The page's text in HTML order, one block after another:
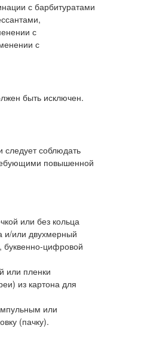
с барбитуратами
с
с
быть исключен.
следует соблюдать
повышенной
или без кольца
и/или двухмерный
буквенно-цифровой
или пленки
из картона для
или
(пачку).